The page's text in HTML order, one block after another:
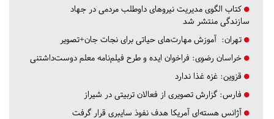
کتاب الگوی مدیریت نیروهای داوطلب مردمی در جهاد
سازندگی منتشر شد
تهران: آموزش مهارت‌های حیاتی برای نجات جان+تصویر
خراسان رضوی: فراخوان ایده و طرح فیلم‌نامه معلم دوست‌داشتنی
قزوین: غزه غذا ندارد
فارس: گزارش تصویری از فعالان تربیتی در شیراز
آژانس هسته‌ای آمریکا هدف نفوذ سایبری قرار گرفت